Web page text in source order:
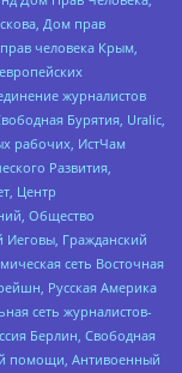
Дом прав
человека Крым,
журналистов
Бурятия, Uralic,
рабочих, ИстЧам
Развития,
Центр
Общество
Иеговы, Гражданский
сеть Восточная
Русская Америка
сеть журналистов-
Берлин, Свободная
помощи, Антивоенный